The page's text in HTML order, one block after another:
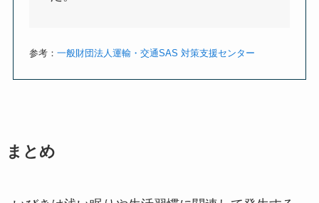
参考：一般財団法人運輸・交通SAS 対策支援センター
まとめ